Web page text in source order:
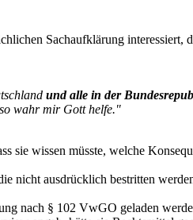
Sachaufklärung interessiert,
und alle in der
wahr mir Gott helfe."
sie wissen müsste, welche
nicht ausdrücklich bestritten
nach § 102 VwGO geladen